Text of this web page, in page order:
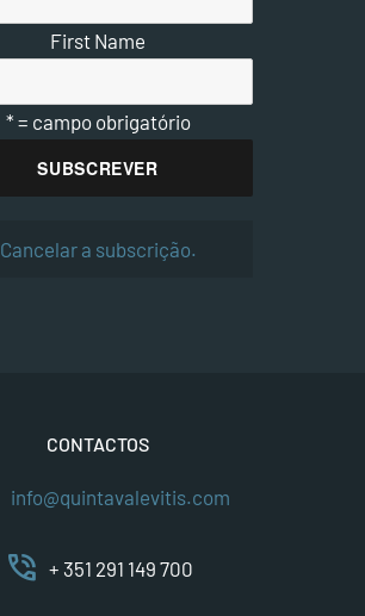
First Name
* = campo obrigatório
Cancelar a subscrição.
CONTACTOS
info@quintavalevitis.com
phone_in_talk + 351 291 149 700